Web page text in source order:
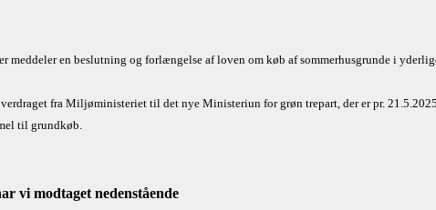
en beslutning og forlængelse af loven om køb af sommerhusgrunde i
fra Miljøministeriet til det nye Ministeriun for grøn trepart, der er pr.
til grundkøb.
vi modtaget nedenstående